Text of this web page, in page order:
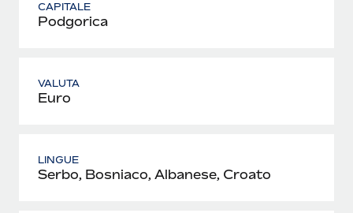
CAPITALE
Podgorica
VALUTA
Euro
LINGUE
Serbo, Bosniaco, Albanese, Croato